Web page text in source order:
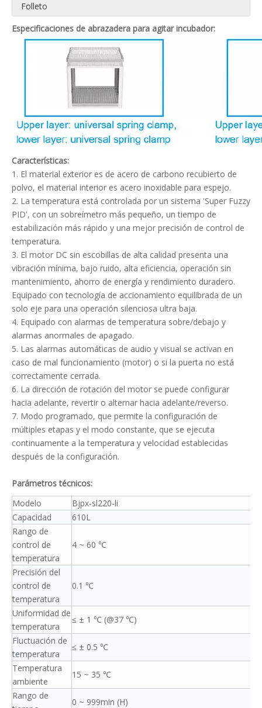
Folleto
Especificaciones de abrazadera para agitar incubador:
Características:
1. El material exterior es de acero de carbono recubierto de
polvo, el material interior es acero inoxidable para espejo.
2. La temperatura está controlada por un sistema 'Super Fuzzy
PID', con un sobreímetro más pequeño, un tiempo de
estabilización más rápido y una mejor precisión de control de
temperatura.
3. El motor DC sin escobillas de alta calidad presenta una
vibración mínima, bajo ruido, alta eficiencia, operación sin
mantenimiento, ahorro de energía y rendimiento duradero.
Equipado con tecnología de accionamiento equilibrada de un
solo eje para una operación silenciosa ultra baja.
4. Equipado con alarmas de temperatura sobre/debajo y
alarmas anormales de apagado.
5. Las alarmas automáticas de audio y visual se activan en
caso de mal funcionamiento (motor) o si la puerta no está
correctamente cerrada.
6. La dirección de rotación del motor se puede configurar
hacia adelante, revertir o alternar hacia adelante/reverso.
7. Modo programado, que permite la configuración de
múltiples etapas y el modo constante, que se ejecuta
continuamente a la temperatura y velocidad establecidas
después de la configuración.
Parámetros técnicos:
Modelo
Bjpx-sl220-li
Capacidad
610L
Rango de
control de
temperatura
4 ~ 60 ℃
Precisión del
control de
temperatura
0.1 ℃
Uniformidad de
temperatura
≤ ± 1 ℃ (@37 ℃)
Fluctuación de
temperatura
≤ ± 0.5 ℃
Temperatura
ambiente
15 ~ 35 ℃
Rango de
0 ~ 999min (H)